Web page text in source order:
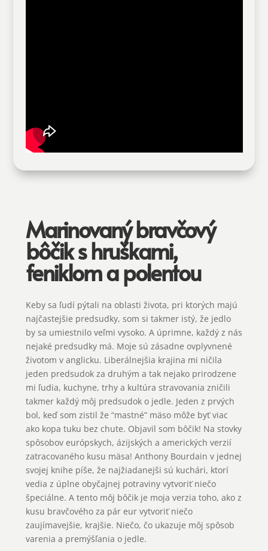
Marinovaný bravčový
bôčik s hruškami,
feniklom a polentou
Keby sa ľudí pýtali na oblasti života, pri ktorých majú
najčastejšie predsudky, som si takmer istý, že jedlo
by sa umiestnilo veľmi vysoko. A úprimne, každý z nás
nejaké predsudky má. Moje sú zásadne ovplyvnené
životom v anglicku. Liberálnejšia krajina mi ničila
jeden predsudok za druhým a tak nejako prirodzene
mi ľudia, kuchyne, trhy a kultúra stravovania zničili
takmer každý môj predsudok o jedle. Jeden z prvých
bol, keď som zistil že “mastné” mäso môže byť viac
ako kopa tuku bez chute. Objavil som bôčik! Na stovky
spôsobov európskych, ázijských a amerických verzií
zatracovaného kusu mäsa! Anthony Bourdain v jednej
svojej knihe píše, že najžiadanejši sú kuchári, ktorí
vedia z úplne obyčajnej potraviny vytvoriť niečo
špeciálne. A tento môj bôčik je moja verzia toho, ako z
kusu bravčového za pár eur vytvoriť niečo
zaujímavejšie, krajšie. Niečo, čo ukazuje môj spôsob
varenia a premýšľania o jedle.